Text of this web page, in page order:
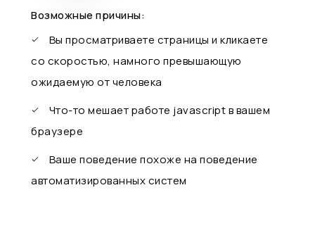
Возможные причины:
Вы просматриваете страницы и кликаете
со скоростью, намного превышающую
ожидаемую от человека
Что-то мешает работе javascript в вашем
браузере
Ваше поведение похоже на поведение
автоматизированных систем